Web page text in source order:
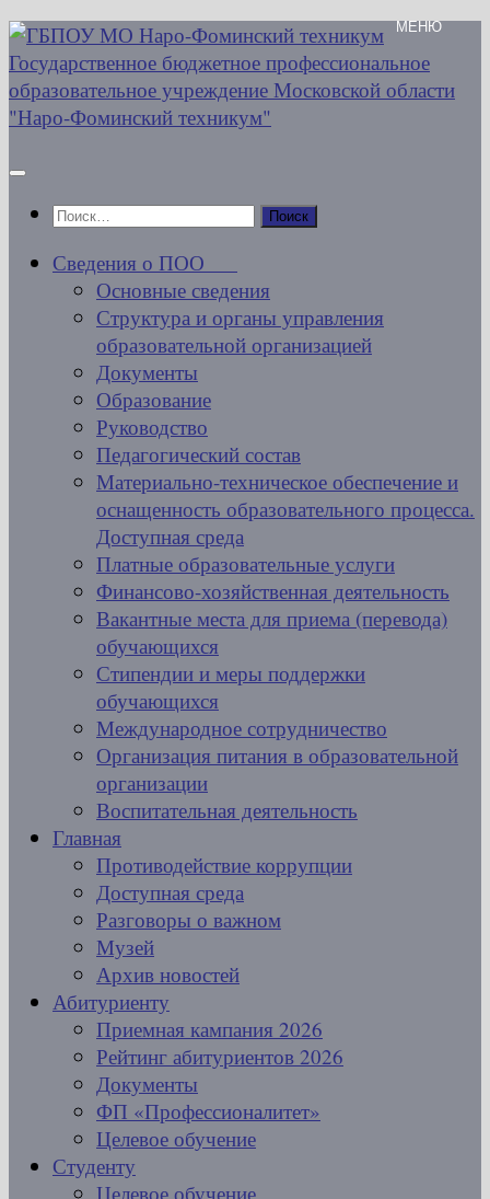
Перейти
к
содержимому
Найти:
Сведения о ПОО
Основные сведения
Структура и органы управления
образовательной организацией
Документы
Образование
Руководство
Педагогический состав
Материально-техническое обеспечение и
оснащенность образовательного процесса.
Доступная среда
Платные образовательные услуги
Финансово-хозяйственная деятельность
Вакантные места для приема (перевода)
обучающихся
Стипендии и меры поддержки
обучающихся
Международное сотрудничество
Организация питания в образовательной
организации
Воспитательная деятельность
Главная
Противодействие коррупции
Доступная среда
Разговоры о важном
Музей
Архив новостей
Абитуриенту
Приемная кампания 2026
Рейтинг абитуриентов 2026
Документы
ФП «Профессионалитет»
Целевое обучение
Студенту
Целевое обучение